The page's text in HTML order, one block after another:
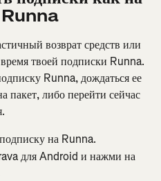
возврат средств или
твоей подписки Runna.
Runna, дождаться ее
пакет, либо перейти сейчас
на Runna.
для Android и нажми на